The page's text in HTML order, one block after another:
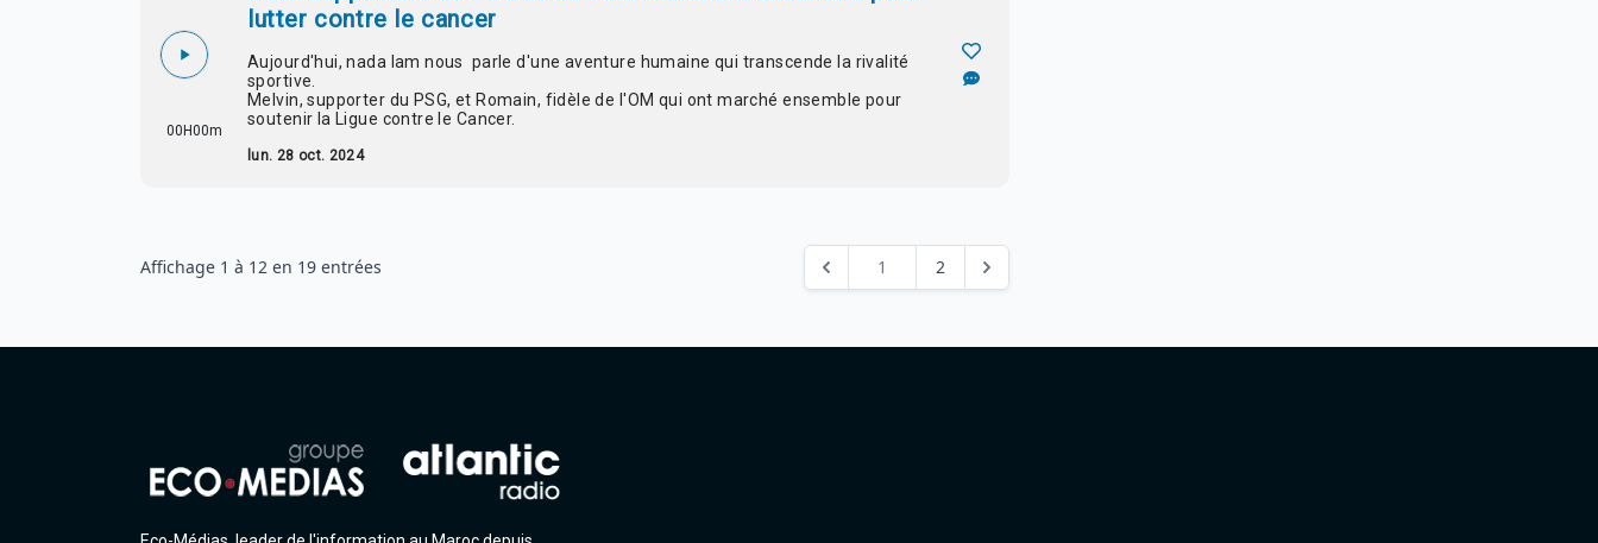
00H00m
lutter contre le cancer
Aujourd'hui, nada lam nous parle d'une aventure humaine qui transcende la rivalité
sportive.
Melvin, supporter du PSG, et Romain, fidèle de l'OM qui ont marché ensemble pour
soutenir la Ligue contre le Cancer.
lun. 28 oct. 2024
Affichage 1 à 12 en 19 entrées 1 2